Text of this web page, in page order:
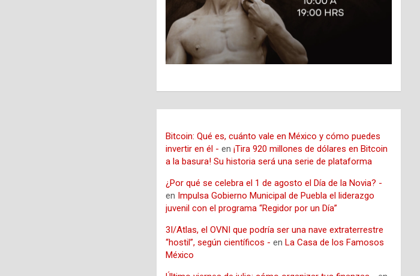
Bitcoin: Qué es, cuánto vale en México y cómo puedes
invertir en él - en¡Tira 920 millones de dólares en Bitcoin
a la basura! Su historia será una serie de plataforma
¿Por qué se celebra el 1 de agosto el Día de la Novia? -
en Impulsa Gobierno Municipal de Puebla el liderazgo
juvenil con el programa “Regidor por un Día”
3I/Atlas, el OVNI que podría ser una nave extraterrestre
“hostil”, según científicos - enLa Casa de los Famosos
México